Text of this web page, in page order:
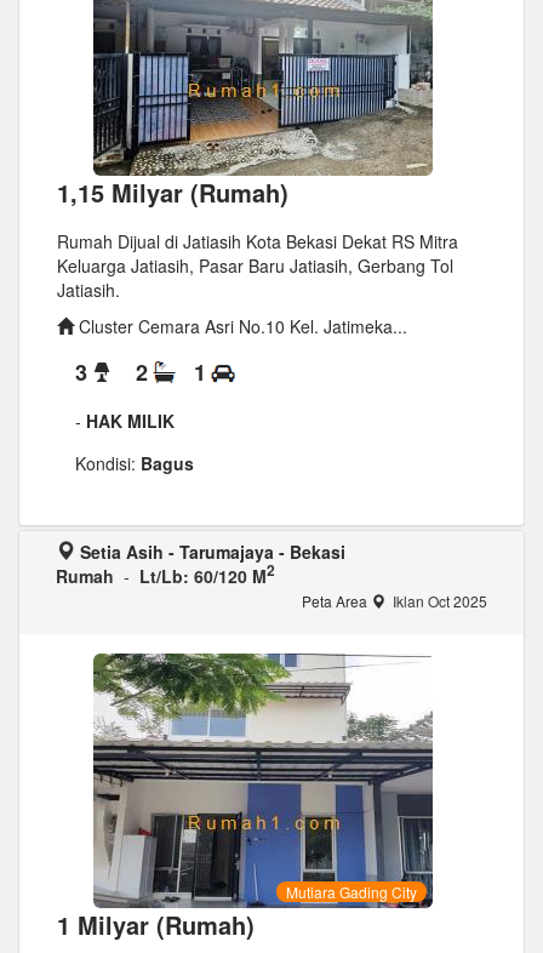
1,15 Milyar (Rumah)
Rumah Dijual di Jatiasih Kota Bekasi Dekat RS Mitra
Keluarga Jatiasih, Pasar Baru Jatiasih, Gerbang Tol
Jatiasih.
Cluster Cemara Asri No.10 Kel. Jatimeka...
3 2 1
- HAK MILIK
Kondisi: Bagus
Setia Asih - Tarumajaya - Bekasi
Rumah - Lt/Lb: 60/120 M2
Peta Area Iklan Oct 2025
Mutiara Gading City
1 Milyar (Rumah)